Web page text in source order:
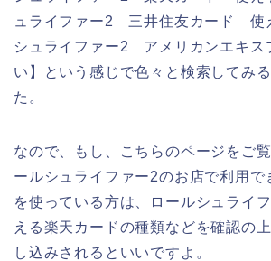
ュライファー2 三井住友カード 使
シュライファー2 アメリカンエキ
い】という感じで色々と検索してみ
た。
なので、もし、こちらのページをご
ールシュライファー2のお店で利用で
を使っている方は、ロールシュライ
える楽天カードの種類などを確認の
し込みされるといいですよ。